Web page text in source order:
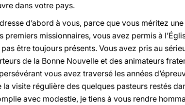
dans votre pays.
d’abord à vous, parce que vous méritez
premiers missionnaires, vous avez permis à
être toujours présents. Vous avez pris au
de la Bonne Nouvelle et des animateurs
vous avez traversé les années
visite régulière des quelques pasteurs restés
avec modestie, je tiens à vous rendre